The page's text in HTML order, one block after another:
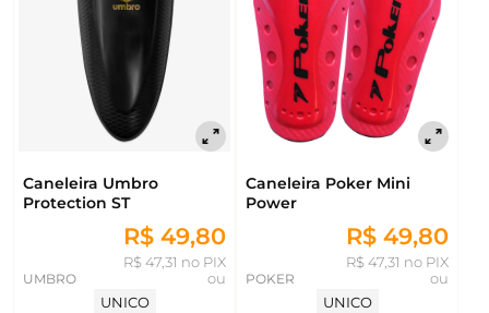
Caneleira Umbro
Protection ST
R$ 49,80
R$ 47,31 no PIX
ou
UMBRO
UNICO
Caneleira Poker Mini
Power
R$ 49,80
R$ 47,31 no PIX
ou
POKER
UNICO